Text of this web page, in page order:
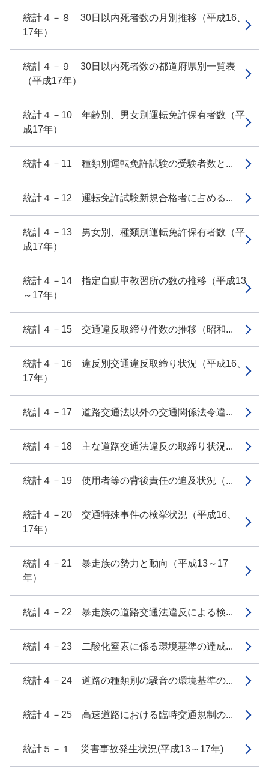
統計４－８ 30日以内死者数の月別推移（平成16、
17年）
統計４－９ 30日以内死者数の都道府県別一覧表
（平成17年）
統計４－10 年齢別、男女別運転免許保有者数（平
成17年）
統計４－11 種類別運転免許試験の受験者数と...
統計４－12 運転免許試験新規合格者に占める...
統計４－13 男女別、種類別運転免許保有者数（平
成17年）
統計４－14 指定自動車教習所の数の推移（平成13
～17年）
統計４－15 交通違反取締り件数の推移（昭和...
統計４－16 違反別交通違反取締り状況（平成16、
17年）
統計４－17 道路交通法以外の交通関係法令違...
統計４－18 主な道路交通法違反の取締り状況...
統計４－19 使用者等の背後責任の追及状況（...
統計４－20 交通特殊事件の検挙状況（平成16、
17年）
統計４－21 暴走族の勢力と動向（平成13～17
年）
統計４－22 暴走族の道路交通法違反による検...
統計４－23 二酸化窒素に係る環境基準の達成...
統計４－24 道路の種類別の騒音の環境基準の...
統計４－25 高速道路における臨時交通規制の...
統計５－１ 災害事故発生状況(平成13～17年)